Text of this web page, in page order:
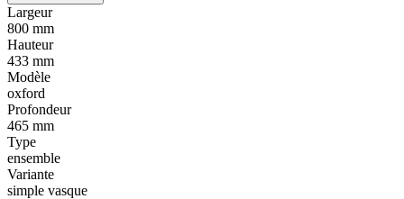
Largeur
800 mm
Hauteur
433 mm
Modèle
oxford
Profondeur
465 mm
Type
ensemble
Variante
simple vasque